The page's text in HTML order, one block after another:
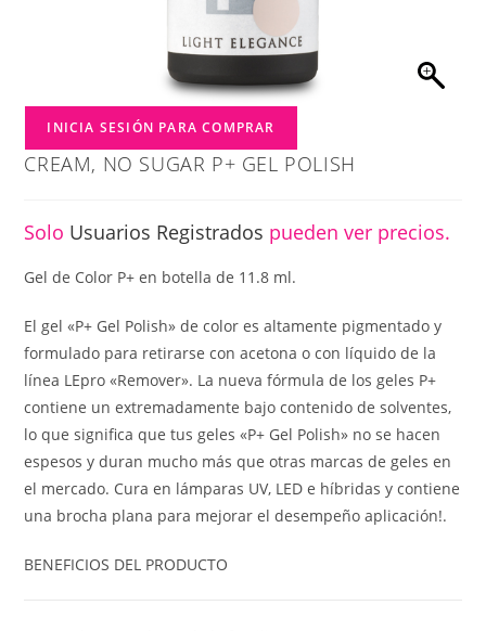
INICIA SESIÓN PARA COMPRAR
CREAM, NO SUGAR P+ GEL POLISH
Solo Usuarios Registrados pueden ver precios.
Gel de Color P+ en botella de 11.8 ml.
El gel «P+ Gel Polish» de color es altamente pigmentado y
formulado para retirarse con acetona o con líquido de la
línea LEpro «Remover». La nueva fórmula de los geles P+
contiene un extremadamente bajo contenido de solventes,
lo que significa que tus geles «P+ Gel Polish» no se hacen
espesos y duran mucho más que otras marcas de geles en
el mercado. Cura en lámparas UV, LED e híbridas y contiene
una brocha plana para mejorar el desempeño aplicación!.
BENEFICIOS DEL PRODUCTO